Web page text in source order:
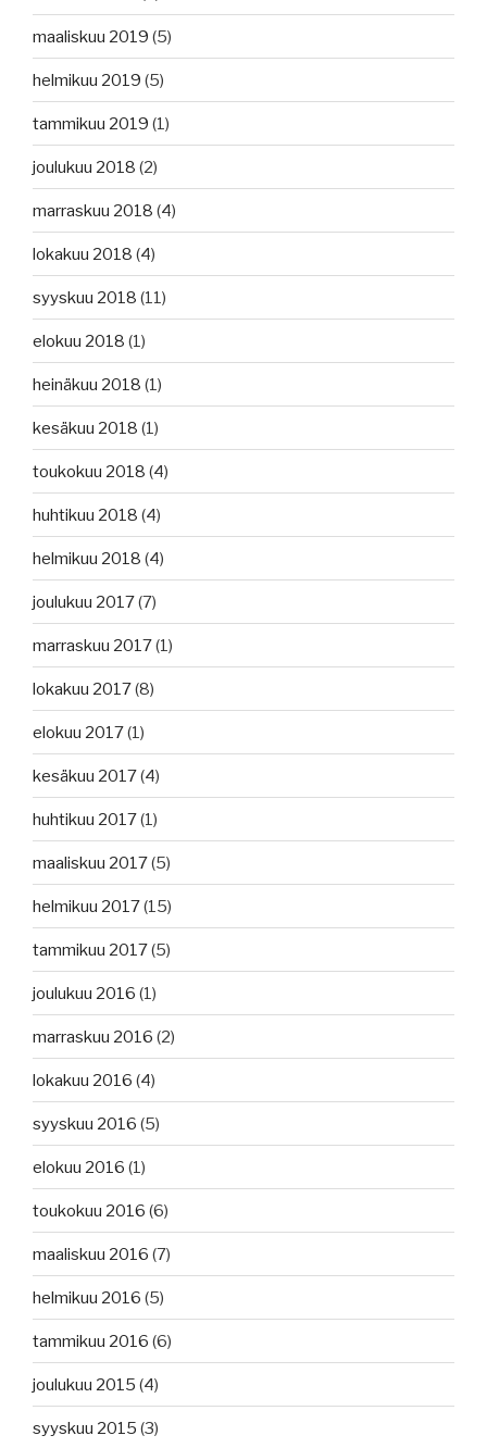
maaliskuu 2019 (5)
helmikuu 2019 (5)
tammikuu 2019 (1)
joulukuu 2018 (2)
marraskuu 2018 (4)
lokakuu 2018 (4)
syyskuu 2018 (11)
elokuu 2018 (1)
heinäkuu 2018 (1)
kesäkuu 2018 (1)
toukokuu 2018 (4)
huhtikuu 2018 (4)
helmikuu 2018 (4)
joulukuu 2017(7)
marraskuu 2017(1)
lokakuu 2017(8)
elokuu 2017(1)
kesäkuu 2017(4)
huhtikuu 2017(1)
maaliskuu 2017(5)
helmikuu 2017(15)
tammikuu 2017(5)
joulukuu 2016 (1)
marraskuu 2016 (2)
lokakuu 2016 (4)
syyskuu 2016 (5)
elokuu 2016 (1)
toukokuu 2016 (6)
maaliskuu 2016 (7)
helmikuu 2016 (5)
tammikuu 2016 (6)
joulukuu 2015 (4)
syyskuu 2015 (3)